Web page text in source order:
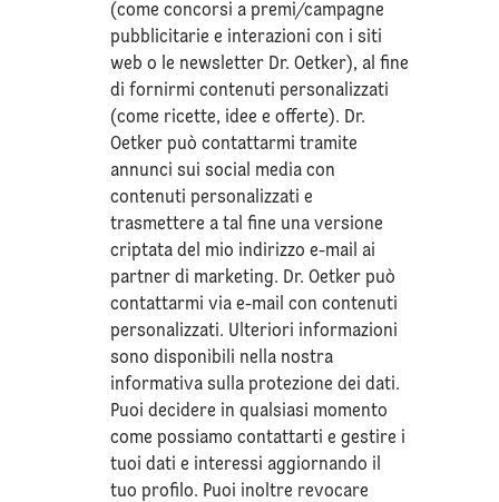
(come concorsi a premi/campagne
pubblicitarie e interazioni con i siti
web o le newsletter Dr. Oetker), al fine
di fornirmi contenuti personalizzati
(come ricette, idee e offerte). Dr.
Oetker può contattarmi tramite
annunci sui social media con
contenuti personalizzati e
trasmettere a tal fine una versione
criptata del mio indirizzo e-mail ai
partner di marketing. Dr. Oetker può
contattarmi via e-mail con contenuti
personalizzati. Ulteriori informazioni
sono disponibili nella nostra
informativa sullaprotezione dei dati.
Puoi decidere in qualsiasi momento
come possiamo contattarti e gestire i
tuoi dati e interessi aggiornando il
tuo profilo. Puoi inoltre revocare